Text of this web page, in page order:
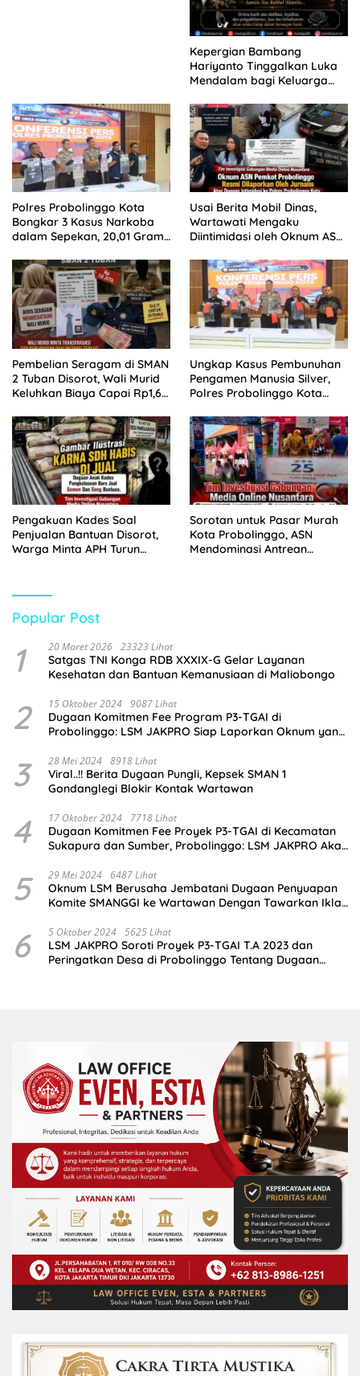
Kepergian Bambang
Hariyanto Tinggalkan Luka
Mendalam bagi Keluarga
Polres Probolinggo Kota
Bongkar 3 Kasus Narkoba
dalam Sepekan, 20,01 Gram
Usai Berita Mobil Dinas,
Wartawati Mengaku
Diintimidasi oleh Oknum ASN
Tempuh Jalur Hukum
Pembelian Seragam di SMAN
2 Tuban Disorot, Wali Murid
Keluhkan Biaya Capai Rp1,6
Ungkap Kasus Pembunuhan
Pengamen Manusia Silver,
Polres Probolinggo Kota
Pengakuan Kades Soal
Penjualan Bantuan Disorot,
Warga Minta APH Turun
Sorotan untuk Pasar Murah
Kota Probolinggo, ASN
Mendominasi Antrean
Popular Post
1 20 Maret 2026 23323 Lihat
Satgas TNI Konga RDB XXXIX-G Gelar Layanan
Kesehatan dan Bantuan Kemanusiaan di Maliobongo
2 15 Oktober 2024 9087 Lihat
Dugaan Komitmen Fee Program P3-TGAI di
Probolinggo: LSM JAKPRO Siap Laporkan Oknum yang
3 28 Mei 2024 8918 Lihat
Viral..!! Berita Dugaan Pungli, Kepsek SMAN 1
Gondanglegi Blokir Kontak Wartawan
4 17 Oktober 2024 7718 Lihat
Dugaan Komitmen Fee Proyek P3-TGAI di Kecamatan
Sukapura dan Sumber, Probolinggo: LSM JAKPRO Akan
5 29 Mei 2024 6487 Lihat
Oknum LSM Berusaha Jembatani Dugaan Penyuapan
Komite SMANGGI ke Wartawan Dengan Tawarkan Iklan
6 5 Oktober 2024 5625 Lihat
LSM JAKPRO Soroti Proyek P3-TGAI T.A 2023 dan
Peringatkan Desa di Probolinggo Tentang Dugaan